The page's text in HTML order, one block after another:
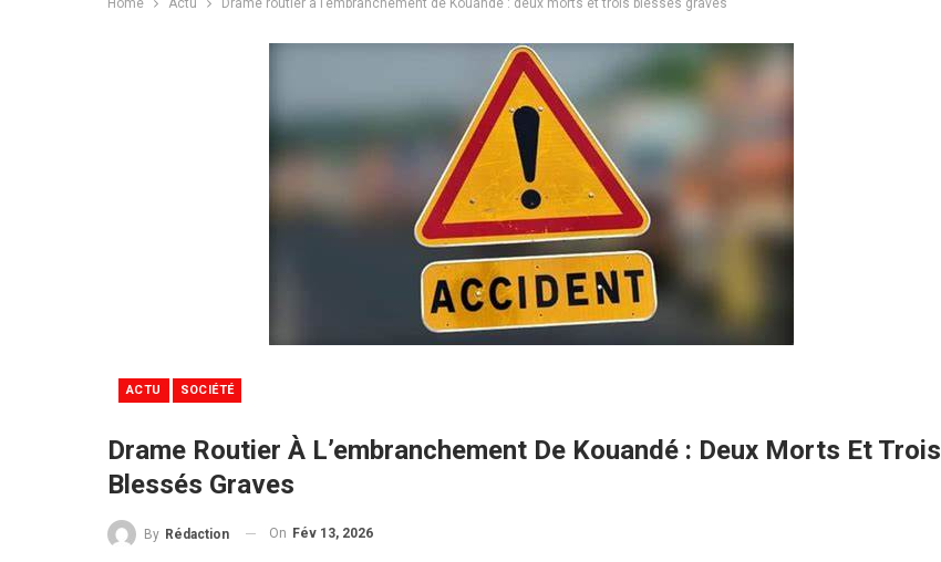
Home Actu Drame routier à l’embranchement de Kouandé : deux morts et trois blessés graves
ACTU SOCIÉTÉ
Drame Routier À L’embranchement De Kouandé : Deux Morts Et Trois
Blessés Graves
By Rédaction On Fév 13, 2026